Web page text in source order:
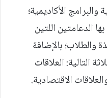
والبرامج الأكاديمية؛
الدعامتين اللتين
والطلاب؛ بالإضافة
التالية: العلاقات
الاقتصادية.